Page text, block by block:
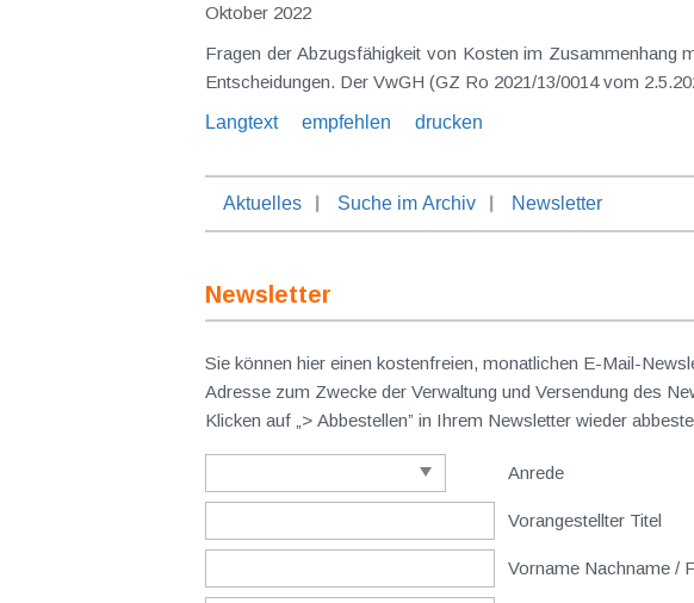
Oktober 2022
Fragen der Abzugsfähigkeit von Kosten im Zusammenhang
Entscheidungen. Der VwGH (GZ Ro 2021/13/0014 vom
Langtext
empfehlen drucken
Aktuelles Suche im Archiv Newsletter
Newsletter
Sie können hier einen kostenfreien, monatlichen E-Mail-
Adresse zum Zwecke der Verwaltung und Versendung des
Klicken auf „> Abbestellen” in Ihrem Newsletter wieder
Anrede
Vorangestellter Titel
Vorname Nachname /